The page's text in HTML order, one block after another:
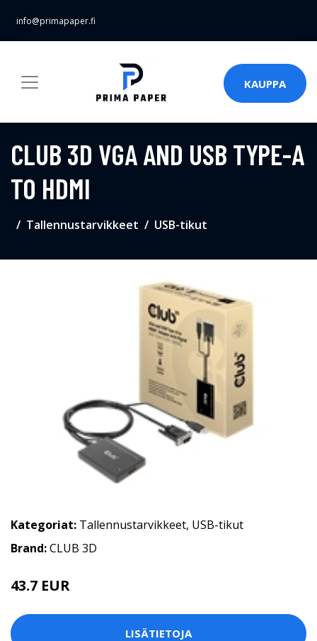
info@primapaper.fi
KAUPPA
CLUB 3D VGA AND USB TYPE-A
TO HDMI
Tallennustarvikkeet USB-tikut
Kategoriat: Tallennustarvikkeet, USB-tikut
Brand:CLUB 3D
43.7 EUR
LISÄTIETOJA